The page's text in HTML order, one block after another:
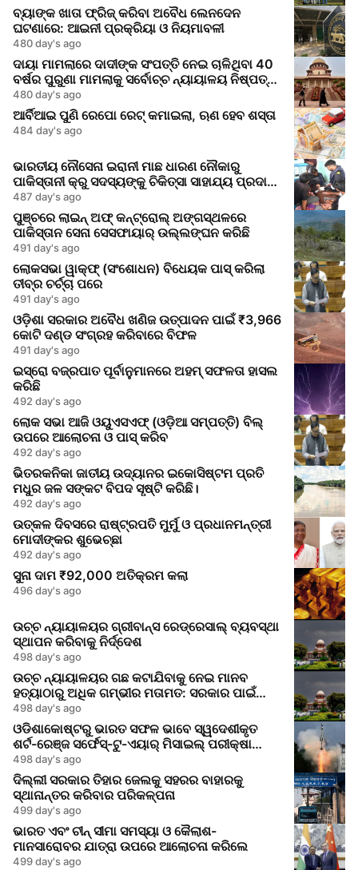
ବ୍ୟାଙ୍କ ଖାତା ଫ୍ରିଜ୍ କରିବା ଅବୈଧ ଲେନଦେନ
ଘଟଣାରେ: ଆଇନୀ ପ୍ରକ୍ରିୟା ଓ ନିୟମାବଳୀ
480 day's ago
ଦାୟା ମାମଲାରେ ଦାଦୀଙ୍କ ସଂପତ୍ତି ନେଇ ଚାଳିଥିବା 40
ବର୍ଷର ପୁରୁଣା ମାମଲାକୁ ସର୍ବୋଚ୍ଚ ନ୍ୟାୟାଳୟ ନିଷ୍ପତ୍ତି
କଲା
480 day's ago
ଆର୍ବିଆଇ ପୁଣି ରେପୋ ରେଟ୍ କମାଇଲା, ଋଣ ହେବ ଶସ୍ତା
484 day's ago
ଭାରତୀୟ ନୌସେନା ଇରାନୀ ମାଛ ଧାରଣ ନୌକାରୁ
ପାକିସ୍ତାନୀ କ୍ରୁ ସଦସ୍ୟଙ୍କୁ ଚିକିତ୍ସା ସାହାଯ୍ୟ ପ୍ରଦାନ
କଲେ
487 day's ago
ପୁଞ୍ଚରେ ଲାଇନ୍ ଅଫ୍ କନ୍ଟ୍ରୋଲ୍ ଅଙ୍ଗସ୍ଥଳରେ
ପାକିସ୍ତାନ ସେନା ସେସଫାୟାର୍ ଉଲ୍ଲଙ୍ଘନ କରିଛି
491 day's ago
ଲୋକସଭା ୱାକ୍ଫ୍ (ସଂଶୋଧନ) ବିଧେୟକ ପାସ୍ କରିଲା
ତୀବ୍ର ଚର୍ଚ୍ଚା ପରେ
491 day's ago
ଓଡ଼ିଶା ସରକାର ଅବୈଧ ଖଣିଜ ଉତ୍ପାଦନ ପାଇଁ ₹3,966
କୋଟି ଦଣ୍ଡ ସଂଗ୍ରହ କରିବାରେ ବିଫଳ
491 day's ago
ଇସ୍ରୋ ବଜ୍ରପାତ ପୂର୍ବାନୁମାନରେ ଅହମ୍ ସଫଳତା ହାସଲ
କରିଛି
492 day's ago
ଲୋକ ସଭା ଆଜି ଓୟୁଏସଏଫ୍ (ଓଡ଼ିଆ ସମ୍ପତ୍ତି) ବିଲ୍
ଉପରେ ଆଲୋଚନା ଓ ପାସ୍ କରିବ
492 day's ago
ଭିତରକନିକା ଜାତୀୟ ଉଦ୍ୟାନର ଇକୋସିଷ୍ଟମ ପ୍ରତି
ମଧୁର ଜଳ ସଙ୍କଟ ବିପଦ ସୃଷ୍ଟି କରିଛି।
492 day's ago
ଉତ୍କଳ ଦିବସରେ ରାଷ୍ଟ୍ରପତି ମୁର୍ମୁ ଓ ପ୍ରଧାନମନ୍ତ୍ରୀ
ମୋଦୀଙ୍କର ଶୁଭେଚ୍ଛା
492 day's ago
ସୁନା ଦାମ ₹92,000 ଅତିକ୍ରମ କଲା
496 day's ago
ଉଚ୍ଚ ନ୍ୟାୟାଳୟର ଗ୍ରୀବାନ୍ସ ରେଡ୍ରେସାଲ୍ ବ୍ୟବସ୍ଥା
ସ୍ଥାପନ କରିବାକୁ ନିର୍ଦ୍ଦେଶ
498 day's ago
ଉଚ୍ଚ ନ୍ୟାୟାଳୟର ଗଛ କଟାଯିବାକୁ ନେଇ ମାନବ
ହତ୍ୟାଠାରୁ ଅଧିକ ଗମ୍ଭୀର ମତାମତ: ସରକାର ପାଇଁ
ଜାଗୃକତା ସଙ୍କେତ
498 day's ago
ଓଡିଶାକୋଷ୍ଟରୁ ଭାରତ ସଫଳ ଭାବେ ସ୍ୱଦେଶୀକୃତ
ଶର୍ଟ-ରେଞ୍ଜ ସର୍ଫେସ୍-ଟୁ-ଏୟାର୍ ମିସାଇଲ୍ ପରୀକ୍ଷା
କରିଲା
498 day's ago
ଦିଲ୍ଲୀ ସରକାର ତିହାର ଜେଲକୁ ସହରର ବାହାରକୁ
ସ୍ଥାନାନ୍ତର କରିବାର ପରିକଳ୍ପନା
499 day's ago
ଭାରତ ଏବଂ ଚୀନ୍ ସୀମା ସମସ୍ୟା ଓ କୈଲାଶ-
ମାନସାରୋବର ଯାତ୍ରା ଉପରେ ଆଲୋଚନା କରିଲେ
499 day's ago